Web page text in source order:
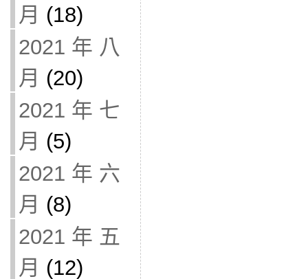
月 (18)
2021 年 八
月 (20)
2021 年 七
月 (5)
2021 年 六
月 (8)
2021 年 五
月 (12)